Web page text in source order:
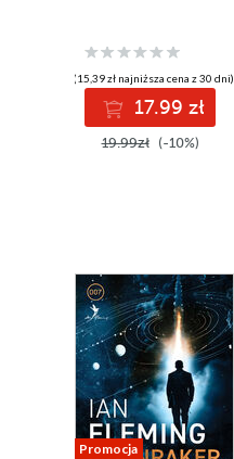
(15,39 zł najniższa cena z 30 dni)
17.99 zł
19.99zł (-10%)
Promocja